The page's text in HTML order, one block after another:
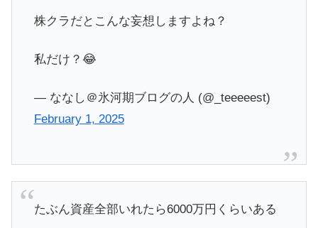
株クラだとこんな妄想しますよね？
私だけ？😂
— ななし＠氷河期ブログの人 (@_teeeeest)
February 1, 2025
たぶん資産全部いれたら6000万円くらいある